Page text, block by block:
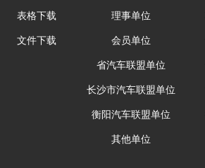
表格下载
文件下载
理事单位
会员单位
省汽车联盟单位
长沙市汽车联盟单位
衡阳汽车联盟单位
其他单位